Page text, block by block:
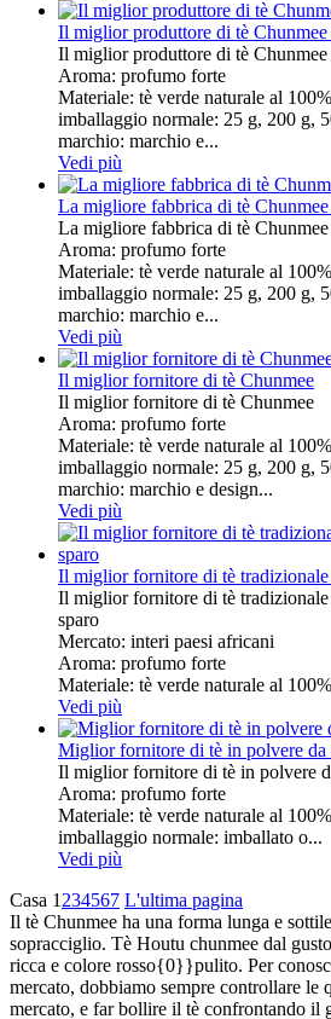
Il miglior produttore di tè Chunmee
Il miglior produttore di tè Chunmee
Aroma: profumo forte
Materiale: tè verde naturale al
imballaggio normale: 25 g, 200 g,
marchio: marchio e...
Vedi più
La migliore fabbrica di tè
La migliore fabbrica di tè
Aroma: profumo forte
Materiale: tè verde naturale al
imballaggio normale: 25 g, 200 g,
marchio: marchio e...
Vedi più
Il miglior fornitore di tè Chunmee
Il miglior fornitore di tè Chunmee
Aroma: profumo forte
Materiale: tè verde naturale al
imballaggio normale: 25 g, 200 g,
marchio: marchio e design...
Vedi più
Il miglior fornitore di tè tradizionale
Il miglior fornitore di tè tradizionale
sparo
Mercato: interi paesi africani
Aroma: profumo forte
Materiale: tè verde naturale al
Vedi più
Miglior fornitore di tè in polvere da
Il miglior fornitore di tè in polvere
Aroma: profumo forte
Materiale: tè verde naturale al
imballaggio normale: imballato o...
Vedi più
Casa 1 234567 L'ultima pagina
Il tè Chunmee ha una forma lunga e
sopracciglio. Tè Houtu chunmee dal
ricca e colore rosso{0}}pulito. Per
mercato, dobbiamo sempre controllare le
mercato, e far bollire il tè confrontando il